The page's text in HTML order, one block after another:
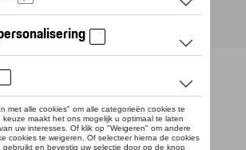
benodigdheden